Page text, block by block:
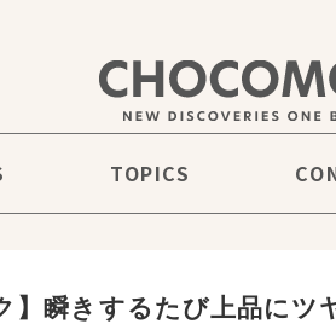
TOPICS
】瞬きするたび上品に